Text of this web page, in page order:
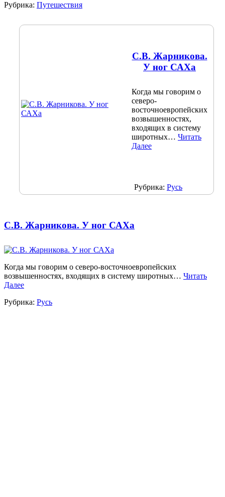
Рубрика: Путешествия
С.В. Жарникова.
У ног САХа
Когда мы говорим о
северо-
восточноевропейских
возвышенностях,
входящих в систему
широтных… Читать
Далее
Рубрика: Русь
С.В. Жарникова. У ног САХа
Когда мы говорим о северо-восточноевропейских
возвышенностях, входящих в систему широтных… Читать
Далее
Рубрика: Русь